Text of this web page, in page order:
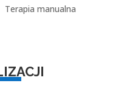
Terapia manualna